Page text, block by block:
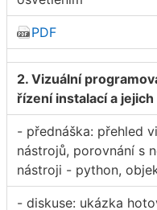
PDF
2. Vizuální
řízení instalací a
- přednáška: přehled
nástrojů, porovnání s
nástroji - python,
- diskuse: ukázka